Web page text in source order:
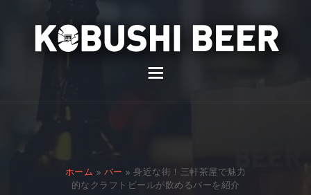
ホーム » バー » 身近な街！三軒茶屋で魅力
的なクラフトビールが飲めるバーを紹介
貸切